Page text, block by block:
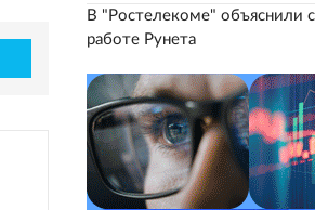
В "Ростелекоме" объяснили
работе Рунета